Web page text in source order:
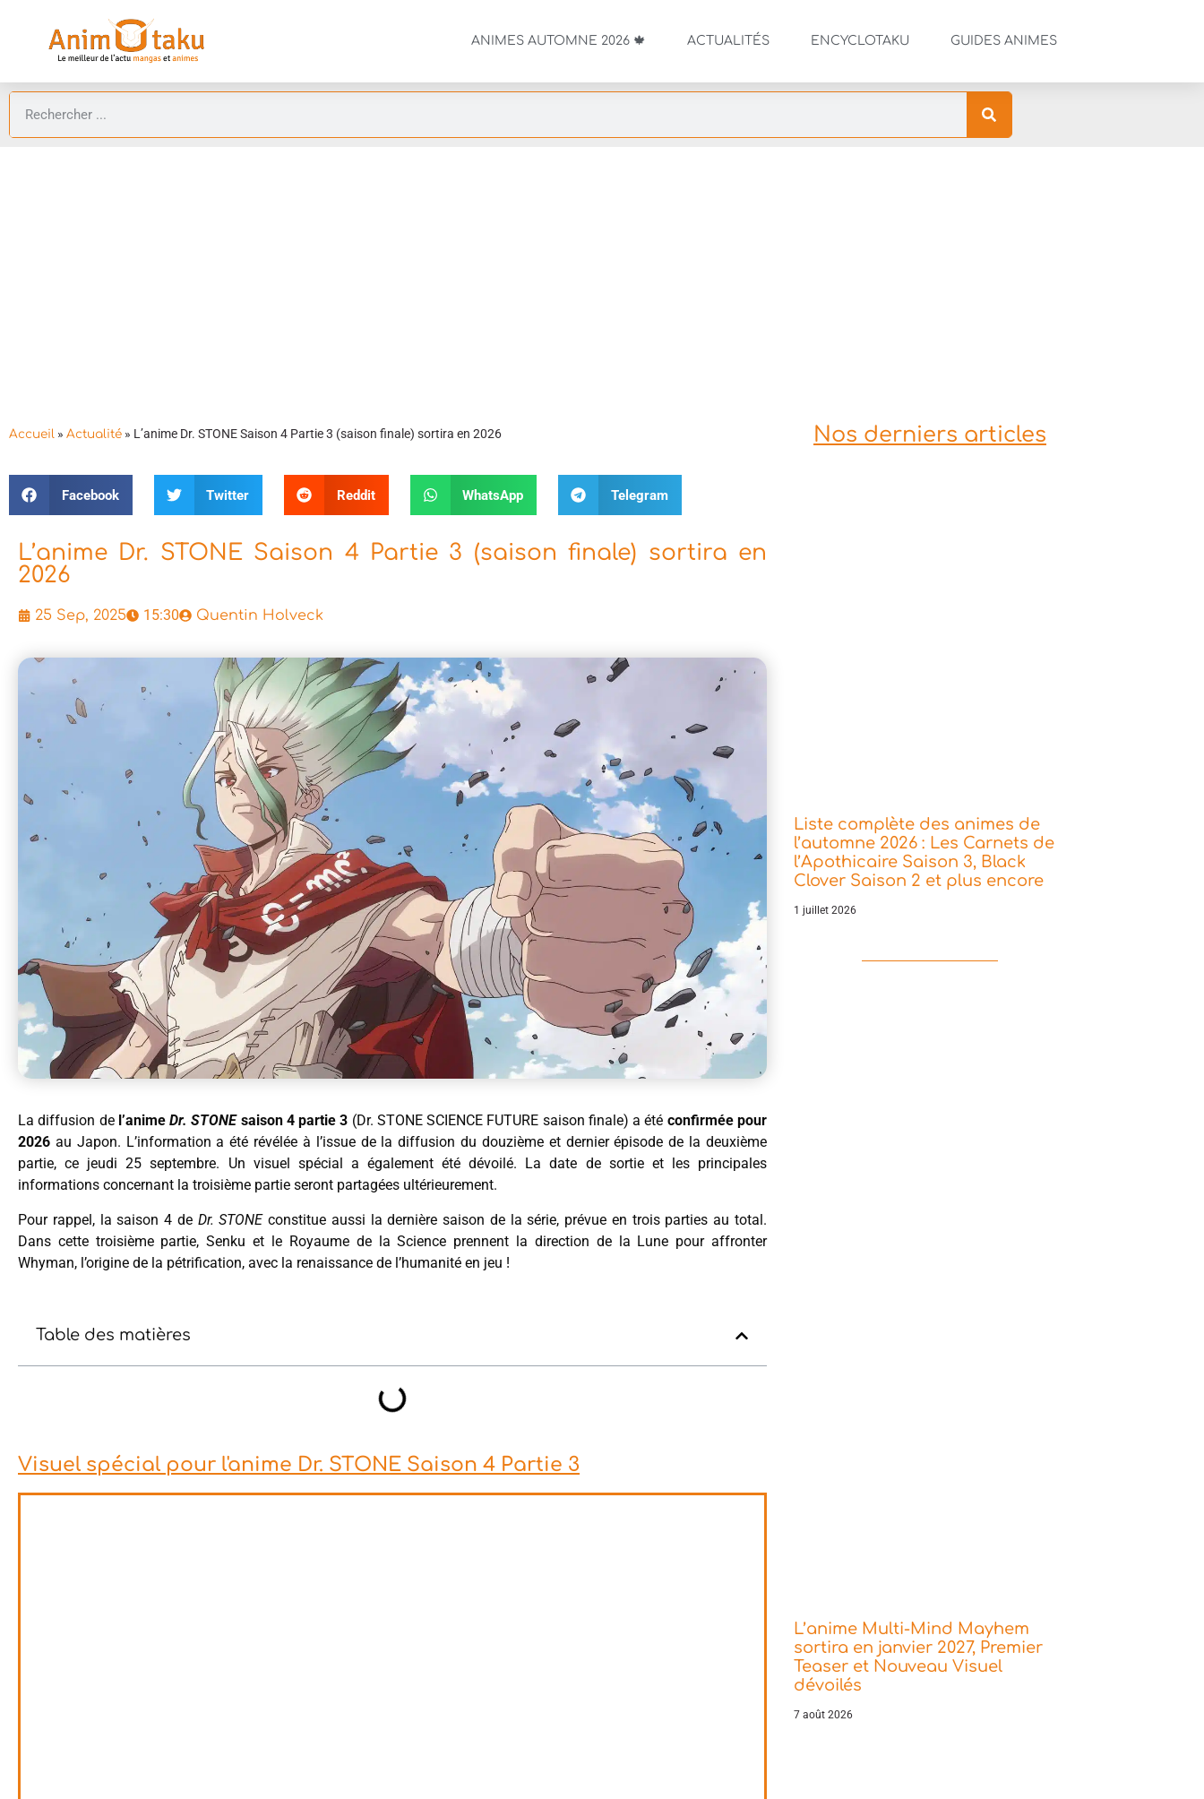
ANIMES AUTOMNE 2026 🍁 ACTUALITÉS ENCYCLOTAKU GUIDES ANIMES
Accueil » Actualité » L’anime Dr. STONE Saison 4 Partie 3 (saison finale) sortira en 2026
Facebook Twitter Reddit WhatsApp Telegram
L’anime Dr. STONE Saison 4 Partie 3 (saison finale) sortira en
2026
25 Sep, 2025 15:30 Quentin Holveck
La diffusion de l’animeDr. STONEsaison 4 partie 3 (Dr. STONE SCIENCE FUTURE saison finale) a été confirmée pour
2026 au Japon. L’information a été révélée à l’issue de la diffusion du douzième et dernier épisode de la deuxième
partie, ce jeudi 25 septembre. Un visuel spécial a également été dévoilé. La date de sortie et les principales
informations concernant la troisième partie seront partagées ultérieurement.
Pour rappel, la saison 4 de Dr. STONEconstitue aussi la dernière saison de la série, prévue en trois parties au total.
Dans cette troisième partie, Senku et le Royaume de la Science prennent la direction de la Lune pour affronter
Whyman, l’origine de la pétrification, avec la renaissance de l’humanité en jeu !
Table des matières
Visuel spécial pour l'anime Dr. STONE Saison 4 Partie 3
Nos derniers articles
Liste complète des animes de
l’automne 2026 : Les Carnets de
l’Apothicaire Saison 3, Black
Clover Saison 2 et plus encore
1 juillet 2026
L’anime Multi-Mind Mayhem
sortira en janvier 2027, Premier
Teaser et Nouveau Visuel
dévoilés
7 août 2026